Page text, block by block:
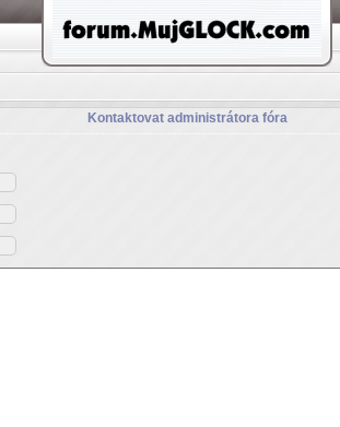
Kontaktovat administrátora fóra